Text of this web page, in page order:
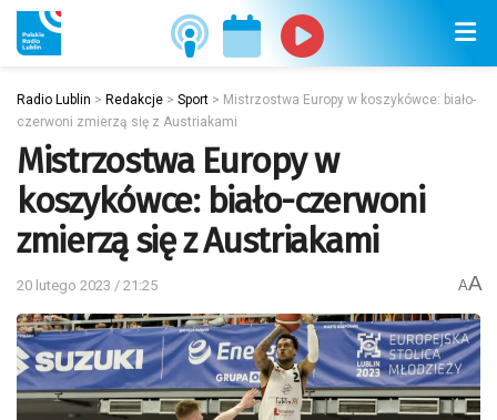
Radio Lublin > Redakcje > Sport > Mistrzostwa Europy w koszykówce: biało-
czerwoni zmierzą się z Austriakami
Mistrzostwa Europy w
koszykówce: biało-czerwoni
zmierzą się z Austriakami
20 lutego 2023 / 21:25 AA